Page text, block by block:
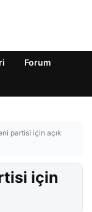
Forum
partisi için açık
için